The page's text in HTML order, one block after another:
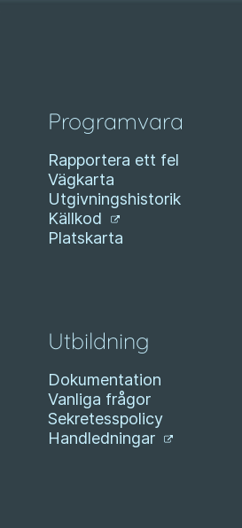
Programvara
Rapportera ett fel
Vägkarta
Utgivningshistorik
Källkod
Platskarta
Utbildning
Dokumentation
Vanliga frågor
Sekretesspolicy
Handledningar